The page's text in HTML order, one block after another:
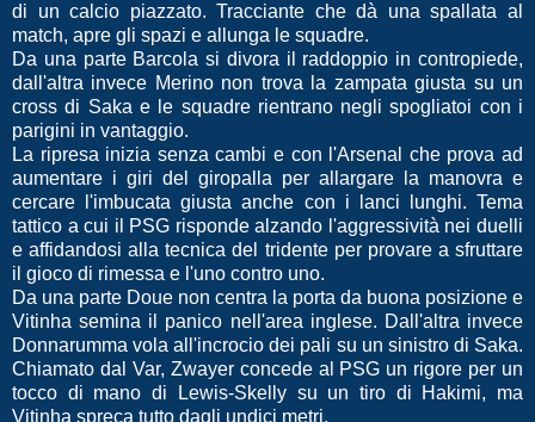
di un calcio piazzato. Tracciante che dà una spallata al
match, apre gli spazi e allunga le squadre.
Da una parte Barcola si divora il raddoppio in contropiede,
dall'altra invece Merino non trova la zampata giusta su un
cross di Saka e le squadre rientrano negli spogliatoi con i
parigini in vantaggio.
La ripresa inizia senza cambi e con l'Arsenal che prova ad
aumentare i giri del giropalla per allargare la manovra e
cercare l'imbucata giusta anche con i lanci lunghi. Tema
tattico a cui il PSG risponde alzando l'aggressività nei duelli
e affidandosi alla tecnica del tridente per provare a sfruttare
il gioco di rimessa e l'uno contro uno.
Da una parte Doue non centra la porta da buona posizione e
Vitinha semina il panico nell'area inglese. Dall'altra invece
Donnarumma vola all'incrocio dei pali su un sinistro di Saka.
Chiamato dal Var, Zwayer concede al PSG un rigore per un
tocco di mano di Lewis-Skelly su un tiro di Hakimi, ma
Vitinha spreca tutto dagli undici metri.